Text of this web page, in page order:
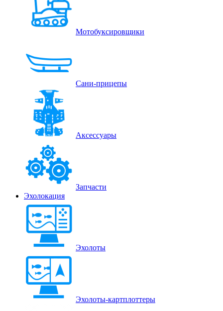
Мотобуксировщики
Сани-прицепы
Аксессуары
Запчасти
Эхолокация
Эхолоты
Эхолоты-картплоттеры